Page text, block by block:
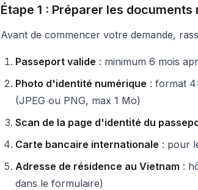
Étape 1 : Préparer les documents
Avant de commencer votre demande,
Passeport valide : minimum 6 mois
Photo d'identité numérique : format
(JPEG ou PNG, max 1 Mo)
Scan de la page d'identité du
Carte bancaire internationale : pour
Adresse de résidence au Vietnam :
dans le formulaire)